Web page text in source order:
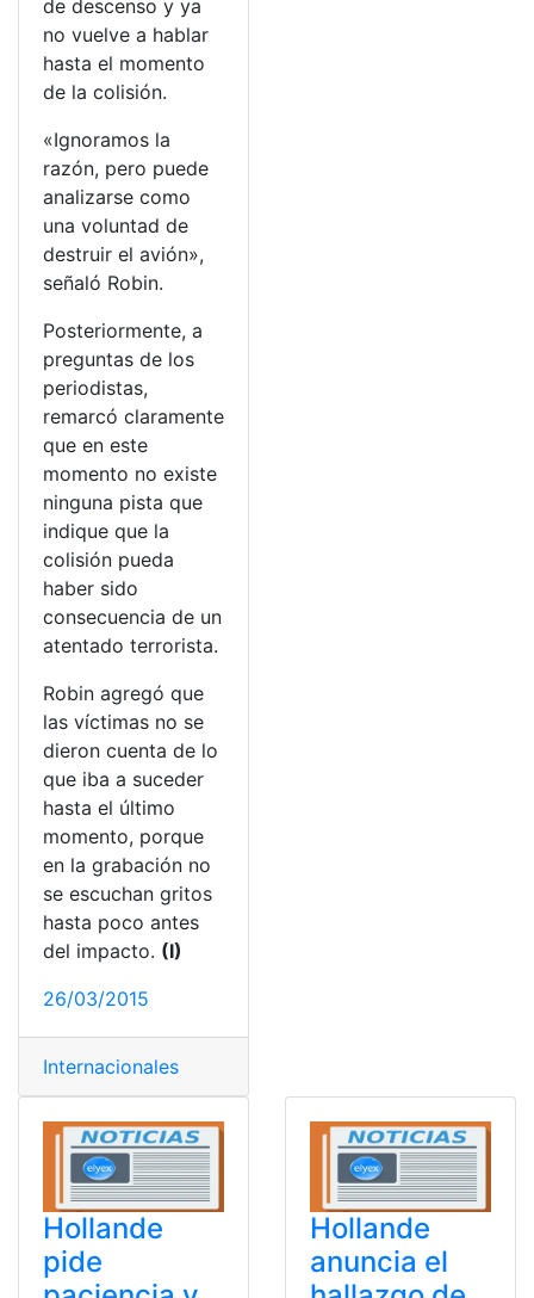
de descenso y ya
no vuelve a hablar
hasta el momento
de la colisión.
«Ignoramos la
razón, pero puede
analizarse como
una voluntad de
destruir el avión»,
señaló Robin.
Posteriormente, a
preguntas de los
periodistas,
remarcó claramente
que en este
momento no existe
ninguna pista que
indique que la
colisión pueda
haber sido
consecuencia de un
atentado terrorista.
Robin agregó que
las víctimas no se
dieron cuenta de lo
que iba a suceder
hasta el último
momento, porque
en la grabación no
se escuchan gritos
hasta poco antes
del impacto. (I)
26/03/2015
Internacionales
Hollande
pide
Hollande
anuncia el